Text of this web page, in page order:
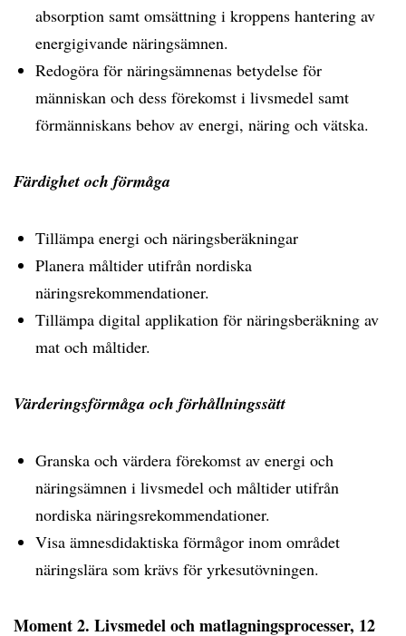
absorption samt omsättning i kroppens hantering av
energigivande näringsämnen.
Redogöra för näringsämnenas betydelse för
människan och dess förekomst i livsmedel samt
förmänniskans behov av energi, näring och vätska.
Färdighet och förmåga
Tillämpa energi och näringsberäkningar
Planera måltider utifrån nordiska
näringsrekommendationer.
Tillämpa digital applikation för näringsberäkning av
mat och måltider.
Värderingsförmåga och förhållningssätt
Granska och värdera förekomst av energi och
näringsämnen i livsmedel och måltider utifrån
nordiska näringsrekommendationer.
Visa ämnesdidaktiska förmågor inom området
näringslära som krävs för yrkesutövningen.
Moment 2. Livsmedel och matlagningsprocesser, 12